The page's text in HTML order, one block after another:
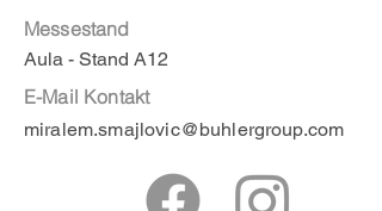
Messestand
Aula - Stand A12
E-Mail Kontakt
miralem.smajlovic@buhlergroup.com